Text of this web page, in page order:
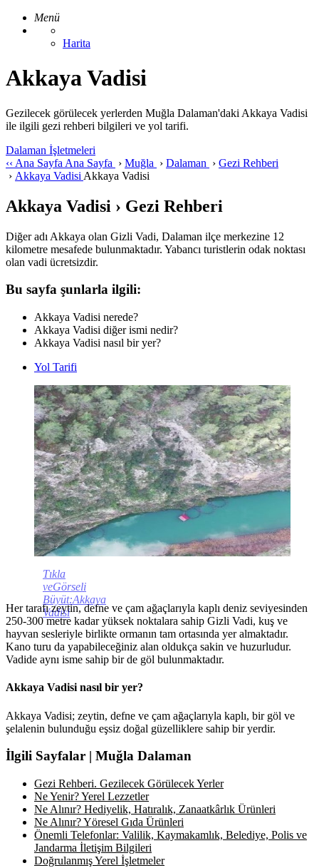
Menü
Harita
Akkaya Vadisi
Gezilecek görülecek yerlerden Muğla Dalaman'daki Akkaya Vadisi
ile ilgili gezi rehberi bilgileri ve yol tarifi.
Dalaman İşletmeleri
‹‹ Ana Sayfa Ana Sayfa › Muğla › Dalaman › Gezi Rehberi
› Akkaya Vadisi Akkaya Vadisi
Akkaya Vadisi › Gezi Rehberi
Diğer adı Akkaya olan Gizli Vadi, Dalaman ilçe merkezine 12
kilometre mesafede bulunmaktadır. Yabancı turistlerin odak noktası
olan vadi ücretsizdir.
Bu sayfa şunlarla ilgili:
Akkaya Vadisi nerede?
Akkaya Vadisi diğer ismi nedir?
Akkaya Vadisi nasıl bir yer?
Yol Tarifi
Tıkla
veGörseli
Büyüt:Akkaya
Vadisi
Her tarafı zeytin, defne ve çam ağaçlarıyla kaplı deniz seviyesinden
250-300 metre kadar yüksek noktalara sahip Gizli Vadi, kuş ve
hayvan sesleriyle birlikte ormanın tam ortasında yer almaktadır.
Kano turu da yapabileceğiniz alan oldukça sakin ve huzurludur.
Vadide aynı isme sahip bir de göl bulunmaktadır.
Akkaya Vadisi nasıl bir yer?
Akkaya Vadisi; zeytin, defne ve çam ağaçlarıyla kaplı, bir göl ve
şelalenin bulunduğu eşsiz doğal güzelliklere sahip bir yerdir.
İlgili Sayfalar | Muğla Dalaman
Gezi Rehberi. Gezilecek Görülecek Yerler
Ne Yenir? Yerel Lezzetler
Ne Alınır? Hediyelik, Hatıralık, Zanaatkârlık Ürünleri
Ne Alınır? Yöresel Gıda Ürünleri
Önemli Telefonlar: Valilik, Kaymakamlık, Belediye, Polis ve
Jandarma İletişim Bilgileri
Doğrulanmış Yerel İşletmeler